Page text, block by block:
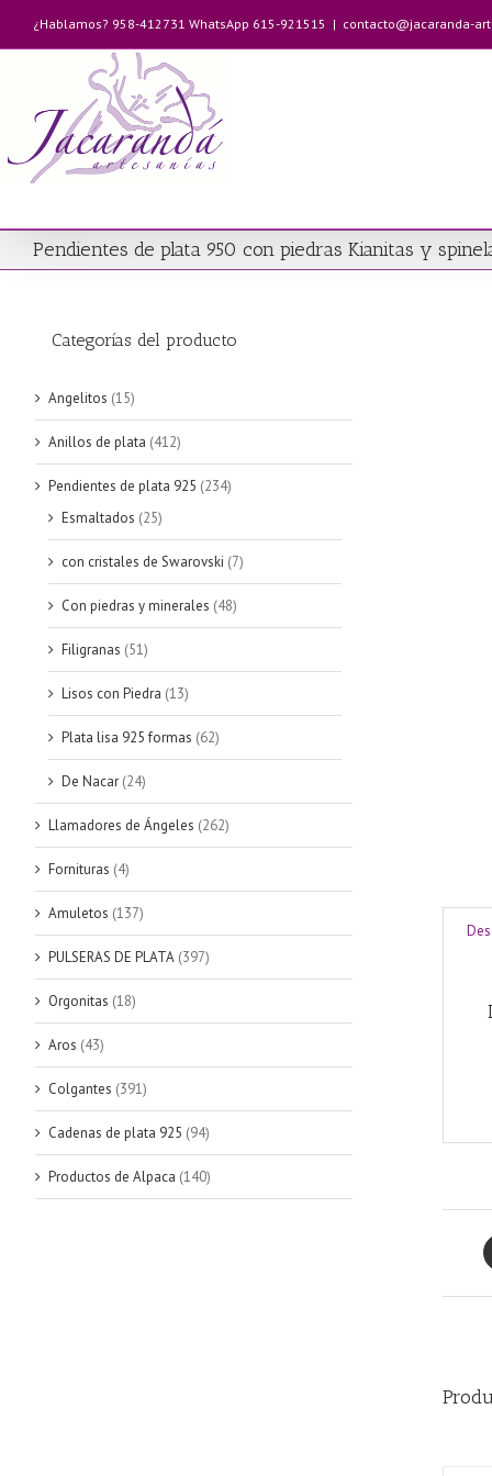
contenido
¿Hablamos? 958-412731 WhatsApp 615-921515 | contacto@jacaranda-
Pendientes de plata 950 con piedras Kianitas y
Categorías del producto
Angelitos (15)
Anillos de plata (412)
Pendientes de plata 925 (234)
Esmaltados (25)
con cristales de Swarovski (7)
Con piedras y minerales (48)
Filigranas (51)
Lisos con Piedra (13)
Plata lisa 925 formas (62)
De Nacar (24)
Llamadores de Ángeles (262)
Fornituras (4)
Amuletos (137)
PULSERAS DE PLATA (397)
Orgonitas (18)
Aros (43)
Colgantes (391)
Cadenas de plata 925 (94)
Productos de Alpaca (140)